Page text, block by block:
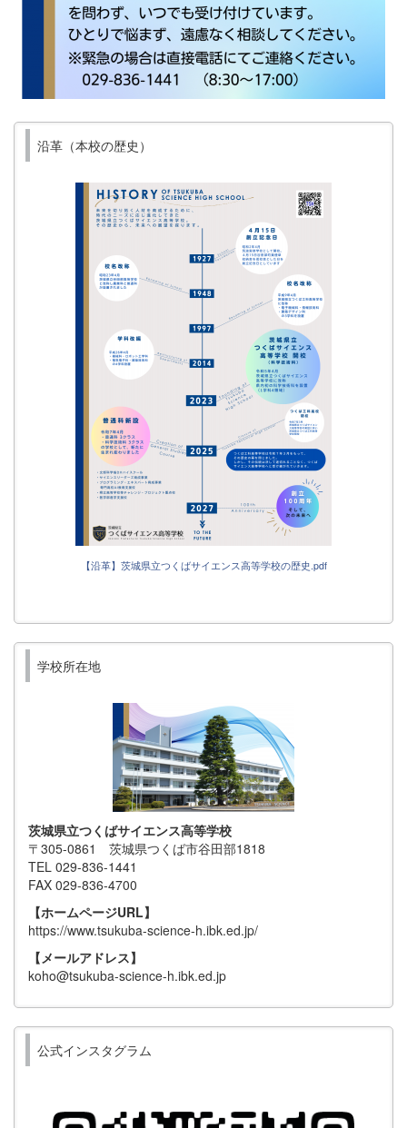
沿革（本校の歴史）
【沿革】茨城県立つくばサイエンス高等学校の歴史.pdf
学校所在地
茨城県立つくばサイエンス高等学校
〒305-0861 茨城県つくば市谷田部1818
TEL 029-836-1441
FAX 029-836-4700
【ホームページURL】
https://www.tsukuba-science-h.ibk.ed.jp/
【メールアドレス】
koho@tsukuba-science-h.ibk.ed.jp
公式インスタグラム